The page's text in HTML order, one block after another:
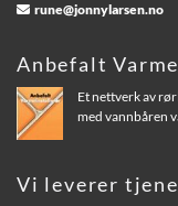
 rune@jonnylarsen.no
Anbefalt
Et nettverk av
med vannbåren
Vi leverer